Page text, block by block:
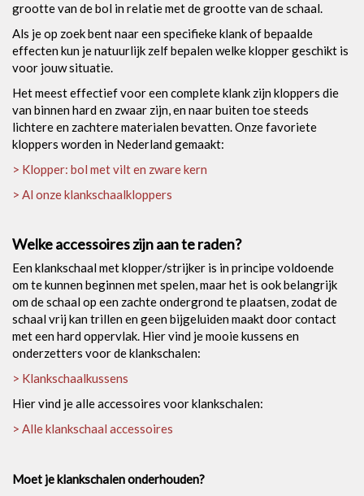
grootte van de bol in relatie met de grootte van de schaal.
Als je op zoek bent naar een specifieke klank of bepaalde
effecten kun je natuurlijk zelf bepalen welke klopper geschikt is
voor jouw situatie.
Het meest effectief voor een complete klank zijn kloppers die
van binnen hard en zwaar zijn, en naar buiten toe steeds
lichtere en zachtere materialen bevatten. Onze favoriete
kloppers worden in Nederland gemaakt:
> Klopper: bol met vilt en zware kern
> Al onze klankschaalkloppers
Welke accessoires zijn aan te raden?
Een klankschaal met klopper/strijker is in principe voldoende
om te kunnen beginnen met spelen, maar het is ook belangrijk
om de schaal op een zachte ondergrond te plaatsen, zodat de
schaal vrij kan trillen en geen bijgeluiden maakt door contact
met een hard oppervlak. Hier vind je mooie kussens en
onderzetters voor de klankschalen:
> Klankschaalkussens
Hier vind je alle accessoires voor klankschalen:
> Alle klankschaal accessoires
Moet je klankschalen onderhouden?